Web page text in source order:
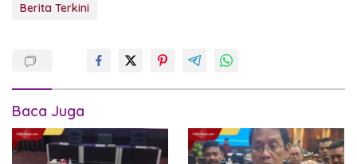
Berita Terkini
Baca Juga